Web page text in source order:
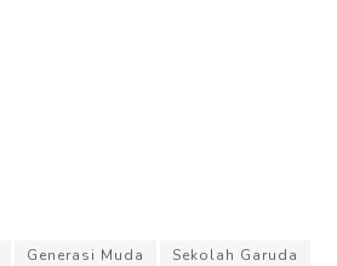
Generasi Muda Sekolah Garuda